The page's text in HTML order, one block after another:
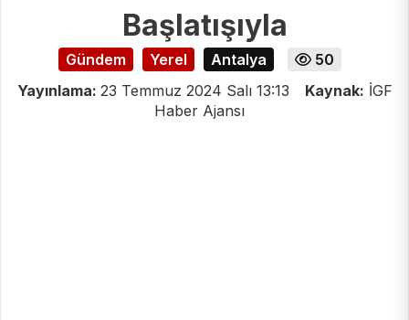
Başlatışıyla
Gündem Yerel Antalya
50
Yayınlama: 23 Temmuz 2024 Salı 13:13 Kaynak: İGF
Haber Ajansı